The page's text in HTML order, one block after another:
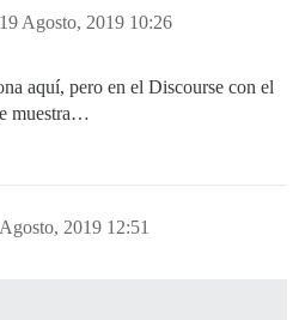
19 Agosto, 2019 10:26
aquí, pero en el Discourse con el
muestra…
2019 12:51